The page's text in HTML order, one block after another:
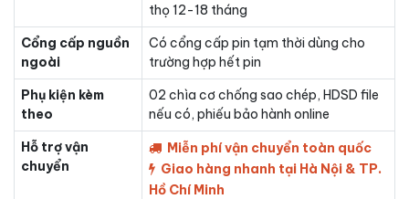
thọ 12-18 tháng
Cổng cấp nguồn
ngoài
Có cổng cấp pin tạm thời dùng cho
trường hợp hết pin
Phụ kiện kèm
theo
02 chìa cơ chống sao chép, HDSD file
nếu có, phiếu bảo hành online
Hỗ trợ vận
chuyển
Miễn phí vận chuyển toàn quốc
Giao hàng nhanh tại Hà Nội & TP.
Hồ Chí Minh